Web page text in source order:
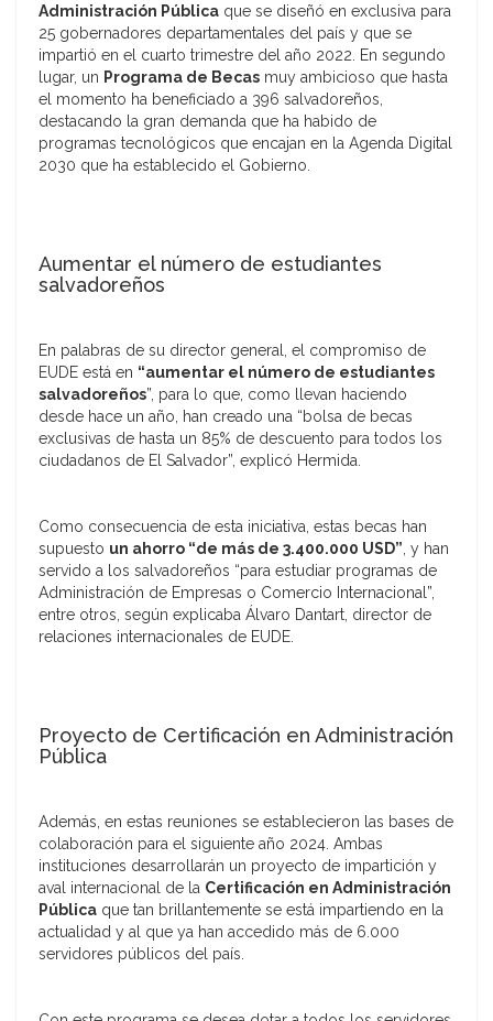
Administración Pública que se diseñó en exclusiva para
25 gobernadores departamentales del país y que se
impartió en el cuarto trimestre del año 2022. En segundo
lugar, un Programa de Becas muy ambicioso que hasta
el momento ha beneficiado a 396 salvadoreños,
destacando la gran demanda que ha habido de
programas tecnológicos que encajan en la Agenda Digital
2030 que ha establecido el Gobierno.
Aumentar el número de estudiantes
salvadoreños
En palabras de su director general, el compromiso de
EUDE está en “aumentar el número de estudiantes
salvadoreños”, para lo que, como llevan haciendo
desde hace un año, han creado una “bolsa de becas
exclusivas de hasta un 85% de descuento para todos los
ciudadanos de El Salvador”, explicó Hermida.
Como consecuencia de esta iniciativa, estas becas han
supuesto un ahorro “de más de 3.400.000 USD”, y han
servido a los salvadoreños “para estudiar programas de
Administración de Empresas o Comercio Internacional”,
entre otros, según explicaba Álvaro Dantart, director de
relaciones internacionales de EUDE.
Proyecto de Certificación en Administración
Pública
Además, en estas reuniones se establecieron las bases de
colaboración para el siguiente año 2024. Ambas
instituciones desarrollarán un proyecto de impartición y
aval internacional de la Certificación en Administración
Pública que tan brillantemente se está impartiendo en la
actualidad y al que ya han accedido más de 6.000
servidores públicos del país.